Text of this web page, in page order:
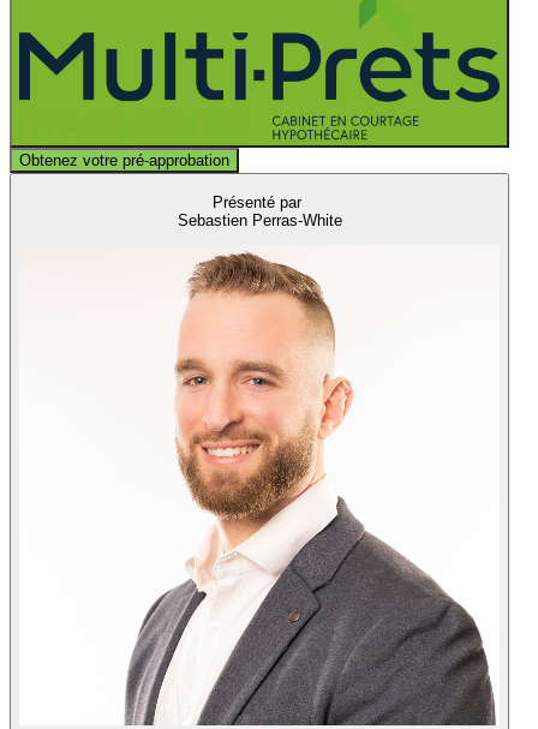
Obtenez votre pré-approbation
Présenté par
Sebastien Perras-White